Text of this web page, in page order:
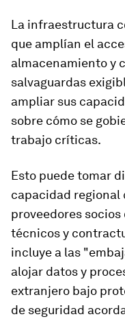
La infraestructura
que amplían el
almacenamiento y
salvaguardas
ampliar sus
sobre cómo se
trabajo críticas.
Esto puede tomar
capacidad regional
proveedores
técnicos y
incluye a las
alojar datos y
extranjero bajo
de seguridad